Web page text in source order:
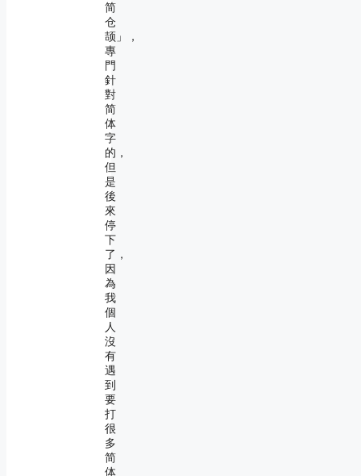
简
仓
颉」，
專
門
針
對
简
体
字
的，
但
是
後
來
停
下
了，
因
為
我
個
人
沒
有
遇
到
要
打
很
多
简
体